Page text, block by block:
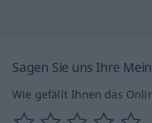
Sagen Sie uns Ihre
Wie gefällt Ihnen das